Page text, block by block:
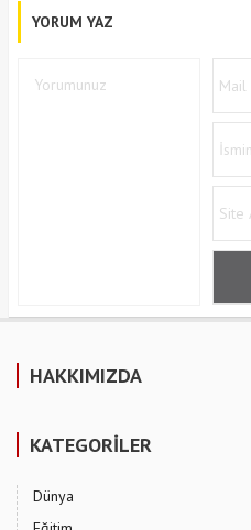
YORUM YAZ
HAKKIMIZDA
KATEGORİLER
Dünya